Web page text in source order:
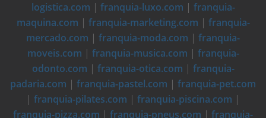
logistica.com | franquia-luxo.com | franquia-
maquina.com | franquia-marketing.com | franquia-
mercado.com | franquia-moda.com | franquia-
moveis.com | franquia-musica.com | franquia-
odonto.com | franquia-otica.com | franquia-
padaria.com | franquia-pastel.com | franquia-pet.com
| franquia-pilates.com | franquia-piscina.com |
franquia-pizza.com | franquia-pneus.com | franquia-